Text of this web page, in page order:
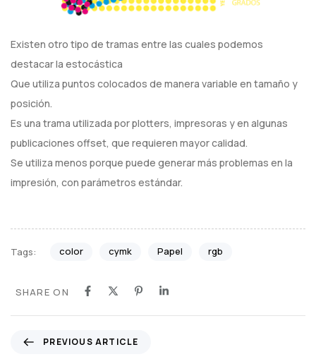
Existen otro tipo de tramas entre las cuales podemos
destacar la estocástica
Que utiliza puntos colocados de manera variable en tamaño y
posición.
Es una trama utilizada por plotters, impresoras y en algunas
publicaciones offset, que requieren mayor calidad.
Se utiliza menos porque puede generar más problemas en la
impresión, con parámetros estándar.
Tags: color cymk Papel rgb
SHARE ON
PREVIOUS ARTICLE